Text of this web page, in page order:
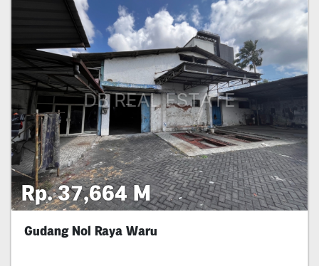
Rp. 37,664 M
Gudang Nol Raya Waru